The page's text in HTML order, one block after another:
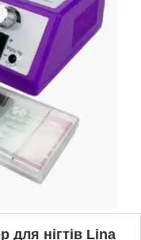
для нігтів Lina